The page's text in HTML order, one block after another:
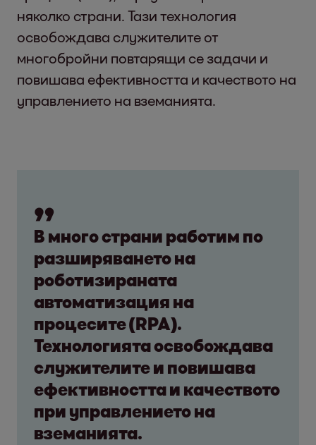
няколко страни. Тази технология
освобождава служителите от
многобройни повтарящи се задачи и
повишава ефективността и качеството на
управлението на вземанията.
В много страни работим по
разширяването на
роботизираната
автоматизация на
процесите (RPA).
Технологията освобождава
служителите и повишава
ефективността и качеството
при управлението на
вземанията.